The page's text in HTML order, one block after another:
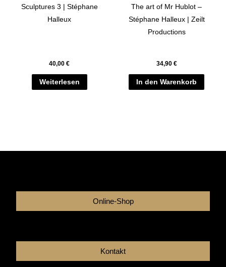
Sculptures 3 | Stéphane
Halleux
40,00€
Weiterlesen
The art of Mr Hublot –
Stéphane Halleux | Zeilt
Productions
34,90 €
In den Warenkorb
Online-Shop
Kontakt